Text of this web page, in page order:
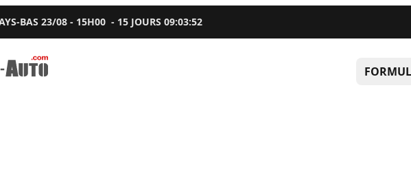
BAS 23/08 - 15H00 - 15 JOURS09:03:51